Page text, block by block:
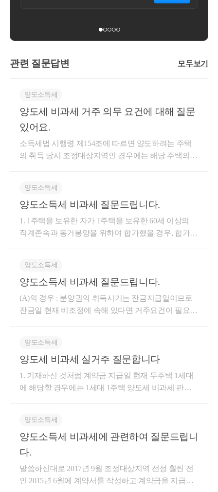
관련 질문답변 모두보기
양도소득세
양도세 비과세 거주 의무 요건에 대해 질문
있어요.
소득세법 시행령 제154조에 따르면 양도하려는 주택
의 취득 당시 조정대상지역인 경우에는 해당 주택의
년 거주 요건 규정은 다음의 경우에는 적용하지 않습
니다. 소득세법시행령 제154조 [ 1세대1주택의 범위 ]
거주자가 조정대상지역의 공고가 있은 날 이전에 매매
계약을 체결하고 계약금을 지급한 사실이 증빙서류에
우(2018.02.13 개정) 따라서 B분양권 전매계약일 현재
무주택자인 경우에는 이후 B주택을 1세대 1주택으로
양도하는 경우에는 2년 거주 없이 비과세 가능합니다.
이때 무주택자에 분양권 및 입주권은 관련 부칙에 따
라 주택으로 보지 않는 것으로 해석하고 있으므로 현
용시 2년 거주 없이 비과세 가능합니다. 자세한 내용은
com/highyes_tax/222499472994
양도소득세
양도소득세 비과세 질문드립니다.
1. 1주택을 보유한 자가 1주택을 보유한 60세 이상의
직계존속과 동거봉양을 위하여 합가했을 경우, 합가일
께 사는 중에 1주택을 취득한 것이라면 동거봉양 합가
비과세는 불가능합니다. 2019.09.20에 서울주택을 취
득했다면 2년이상 거주를 하셔야 비과세를 적용받을
수 있습니다. 양도세 신고시, 1세대 1주택 비과세 신청
등본 뿐만 아니라 실제로도 부모님과 별도로 거주한
상태로 양도하셔야 하며, 양도를 하고 다시 세대를 합
가한다면 비과세를 받기 위해서 임시방편으로 합가한
것으로 볼 수 있어 비과세 적용이 불가능할 수도 있습
니다. 따라서 1세대 1주택 양도세 비과세 받은 이후에
입니다. 도움이 되셨길 바랍니다. 감사합니다.
양도소득세
양도소득세 비과세 질문드립니다.
(A)의 경우 : 분양권의 취득시기는 잔금지급일이므로
잔금일 현재 비조정에 속해 있다면 거주요건이 필요치
조카는 1세대의 범위에 해당되지 아니하므로 별도세
대에 해당됩니다. (B)의 경우: (A)와 (B)가 1세대로 보는
배우자 또는 직계존비속(배우자포함)이거나 형제자매
에 해당되지 아니하면 동거하여도 각각 단독세대로 보
상 보유후 양도하면 비과세가 가능합니다. 제출서류는
양도세신고서(의무는 아니나 혹시모를 과세상황시 가
산세를 줄이기위한 신고차원) 취득계약서 양도계약서
중개수수료 영수증 등 입니다.
양도소득세
양도세 비과세 실거주 질문합니다
1. 기재하신 것처럼 계약금 지급일 현재 무주택 1세대
에 해당할 경우에는 1세대 1주택 양도세 비과세 판단
보유하고 있지 않아야 합니다. 이는 주택청약의 무주
택 여부를 판단할 때와 다른 내용입니다. 2. 다만, 세법
은 실질과세입니다. 주택 계약금 지불일 현재 등본상
주소지에서 별도로 생계를 유지하였다면 무주택 세대
에 해당합니다. 3. 따라서 계약금 지불일 현재 어머니
양도소득세
양도소득세 비과세에 관련하여 질문드립니
다.
말씀하신대로 2017년 9월 조정대상지역 선정 훨씬 전
인 2015년 6월에 계약서를 작성하고 계약금을 지급하